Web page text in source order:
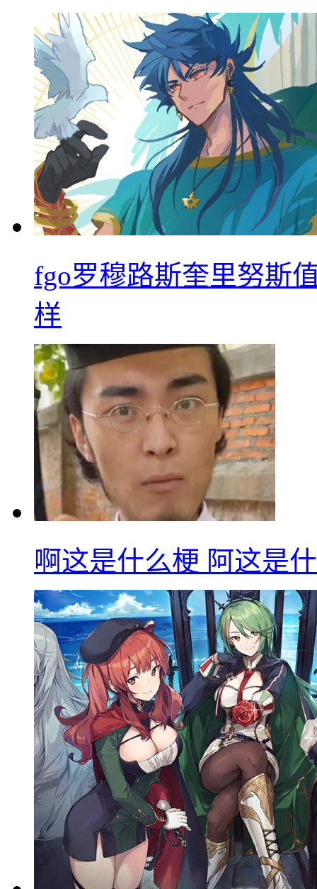
fgo罗穆路斯奎里努斯
样
啊这是什么梗 阿这是